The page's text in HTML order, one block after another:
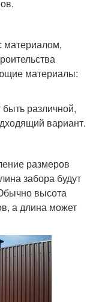
материалом,
материалы:
различной,
вариант.
размеров
забора будут
высота
а длина может